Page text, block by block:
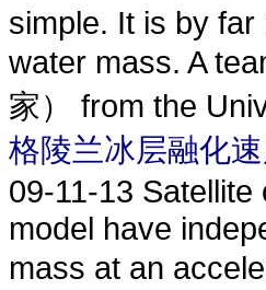
simple. It is by
water mass. A
家） from the
格陵兰冰层融化
09-11-13 Satellite
model have
mass at an